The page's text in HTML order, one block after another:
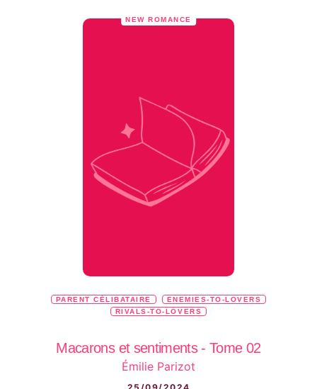
NEW ROMANCE
PARENT CÉLIBATAIRE
ENEMIES-TO-LOVERS
RIVALS-TO-LOVERS
Macarons et sentiments - Tome 02
Émilie Parizot